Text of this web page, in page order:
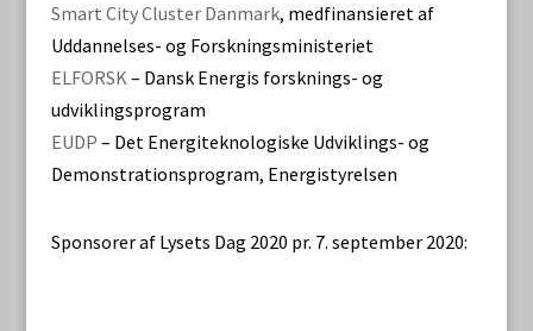
Smart City Cluster Danmark, medfinansieret af
Uddannelses- og Forskningsministeriet
ELFORSK– Dansk Energis forsknings- og
udviklingsprogram
EUDP – Det Energiteknologiske Udviklings- og
Demonstrationsprogram, Energistyrelsen
Sponsorer af Lysets Dag 2020 pr. 7. september 2020: